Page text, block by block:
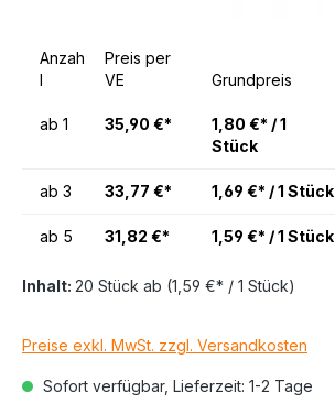
Anzah
l
Preis per
VE
Grundpreis
ab 1 35,90 €*
1,80 €* / 1
Stück
ab 3 33,77 €* 1,69 €* / 1 Stück
ab 5 31,82 €* 1,59 €* / 1 Stück
Inhalt: 20 Stück ab (1,59 €* / 1 Stück)
Preise exkl. MwSt. zzgl. Versandkosten
Sofort verfügbar, Lieferzeit: 1-2 Tage